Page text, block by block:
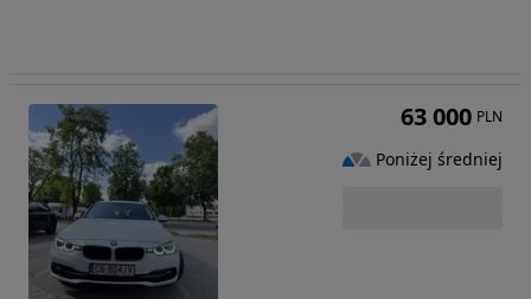
63 000 PLN
Poniżej średniej